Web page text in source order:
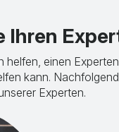
Ihren
helfen, einen
kann.
Experten.